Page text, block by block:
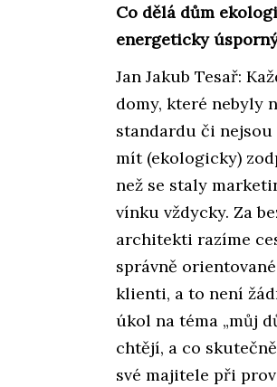
Co dělá dům
energeticky
Jan Jakub Tesař:
domy, které nebyly
standardu či
mít (ekologicky)
než se staly
vínku vždycky. Za
architekti razíme
správně
klienti, a to není
úkol na téma „můj
chtějí, a co
své majitele při